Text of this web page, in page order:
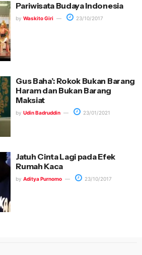
Pariwisata Budaya Indonesia
by Waskito Giri 23/10/2017
Gus Baha’: Rokok Bukan Barang
Haram dan Bukan Barang
Maksiat
by Udin Badruddin 23/01/2021
Jatuh Cinta Lagi pada Efek
Rumah Kaca
by Aditya Purnomo 23/10/2017